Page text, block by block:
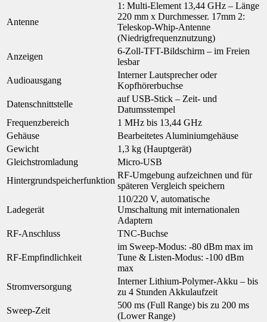
Antenne
1: Multi-Element 13,44 GHz – Länge
220 mm x Durchmesser. 17mm 2:
Teleskop-Whip-Antenne
(Niedrigfrequenznutzung)
Anzeigen
6-Zoll-TFT-Bildschirm – im Freien
lesbar
Audioausgang
Interner Lautsprecher oder
Kopfhörerbuchse
Datenschnittstelle
auf USB-Stick – Zeit- und
Datumsstempel
Frequenzbereich
1 MHz bis 13,44 GHz
Gehäuse
Bearbeitetes Aluminiumgehäuse
Gewicht
1,3 kg (Hauptgerät)
Gleichstromladung
Micro-USB
Hintergrundspeicherfunktion
RF-Umgebung aufzeichnen und für
späteren Vergleich speichern
Ladegerät
110/220 V, automatische
Umschaltung mit internationalen
Adaptern
RF-Anschluss
TNC-Buchse
RF-Empfindlichkeit
im Sweep-Modus: -80 dBm max im
Tune & Listen-Modus: -100 dBm
max
Stromversorgung
Interner Lithium-Polymer-Akku – bis
zu 4 Stunden Akkulaufzeit
Sweep-Zeit
500 ms (Full Range) bis zu 200 ms
(Lower Range)